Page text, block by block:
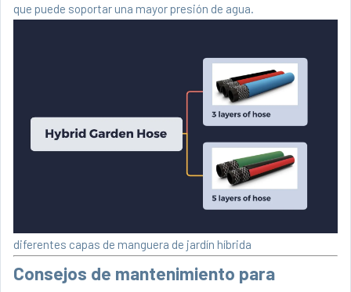
que puede soportar una mayor presión de agua.
diferentes capas de manguera de jardín híbrida
Consejos de mantenimiento para